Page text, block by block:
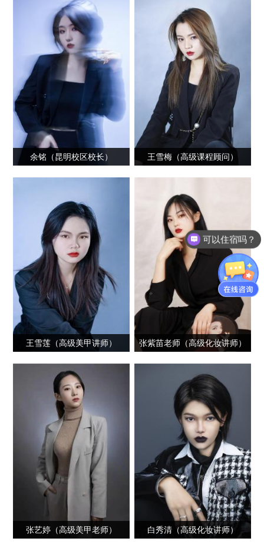
余铭（昆明校区校长） 王雪梅（高级课程顾问）
王雪莲（高级美甲讲师） 张紫苗老师（高级化妆讲师）
张艺婷（高级美甲老师） 白秀清（高级化妆讲师）
可以住宿吗？